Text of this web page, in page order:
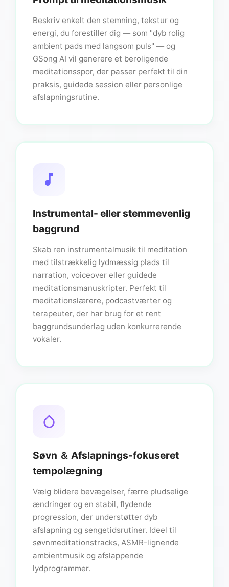
Beskriv enkelt den stemning, tekstur og
energi, du forestiller dig — som "dyb rolig
ambient pads med langsom puls" — og
GSong AI vil generere et beroligende
meditationsspor, der passer perfekt til din
praksis, guidede session eller personlige
afslapningsrutine.
Instrumental- eller stemmevenlig
baggrund
Skab ren instrumentalmusik til meditation
med tilstrækkelig lydmæssig plads til
narration, voiceover eller guidede
meditationsmanuskripter. Perfekt til
meditationslærere, podcastværter og
terapeuter, der har brug for et rent
baggrundsunderlag uden konkurrerende
vokaler.
Søvn ＆ Afslapnings‑fokuseret
tempolægning
Vælg blidere bevægelser, færre pludselige
ændringer og en stabil, flydende
progression, der understøtter dyb
afslapning og sengetidsrutiner. Ideel til
søvnmeditationstracks, ASMR-lignende
ambientmusik og afslappende
lydprogrammer.